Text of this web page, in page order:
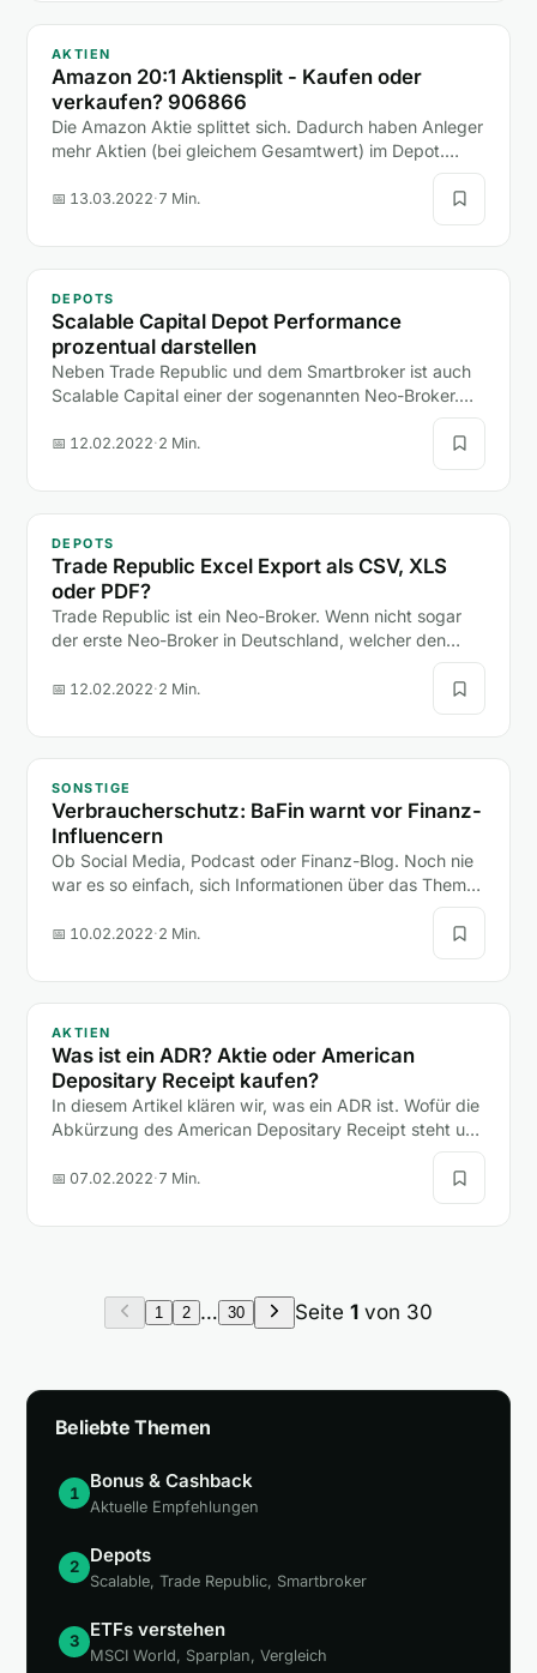
AKTIEN
Amazon 20:1 Aktiensplit - Kaufen oder
verkaufen? 906866
Die Amazon Aktie splittet sich. Dadurch haben Anleger
mehr Aktien (bei gleichem Gesamtwert) im Depot.
📅 13.03.2022·7 Min.
DEPOTS
Scalable Capital Depot Performance
prozentual darstellen
Neben Trade Republic und dem Smartbroker ist auch
Scalable Capital einer der sogenannten Neo-Broker.
Alle drei Broker haben in den letzten Jahren große…
📅 12.02.2022·2 Min.
DEPOTS
Trade Republic Excel Export als CSV, XLS
oder PDF?
Trade Republic ist ein Neo-Broker. Wenn nicht sogar
der erste Neo-Broker in Deutschland, welcher den
Boom der neuen Depot-Anbieter (hier zum Depot-
Vergleich)…
📅 12.02.2022·2 Min.
SONSTIGE
Verbraucherschutz: BaFin warnt vor Finanz-
Influencern
Ob Social Media, Podcast oder Finanz-Blog. Noch nie
war es so einfach, sich Informationen über das Thema
📅 10.02.2022·2 Min.
AKTIEN
Was ist ein ADR? Aktie oder American
Depositary Receipt kaufen?
In diesem Artikel klären wir, was ein ADR ist. Wofür die
Abkürzung des American Depositary Receipt steht und
ob Anleger mit einem ADR oder einer Aktie besser…
📅 07.02.2022·7 Min.
1 2 … 30 Seite 1 von 30
Beliebte Themen
1
Bonus & Cashback
Aktuelle Empfehlungen
2
Depots
Scalable, Trade Republic, Smartbroker
3
ETFs verstehen
MSCI World, Sparplan, Vergleich